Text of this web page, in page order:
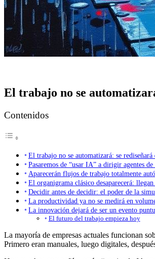
El trabajo no se
Contenidos
El trabajo no se automatizará: se rediseñará
Pasaremos de “usar IA” a dirigir agentes
Aparecerán flujos de trabajo totalmente
El organigrama clásico desaparecerá:
Decidir antes de decidir: el poder de la
La productividad ya no se medirá en
La innovación dejará de ser un evento
El futuro del trabajo empieza hoy
La mayoría de empresas actuales funcionan
Primero eran manuales, luego digitales,